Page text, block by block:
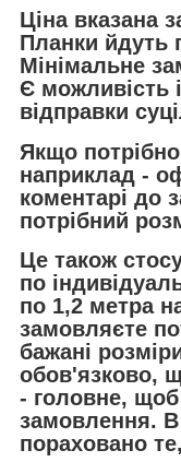
Ціна вказана
Планки йдуть
Мінімальне
Є можливість
відправки
Якщо
наприклад -
коментарі до
потрібний
Це також
по
по 1,2 метра
замовляєте
бажані
обов'язково,
- головне,
замовлення.
пораховано